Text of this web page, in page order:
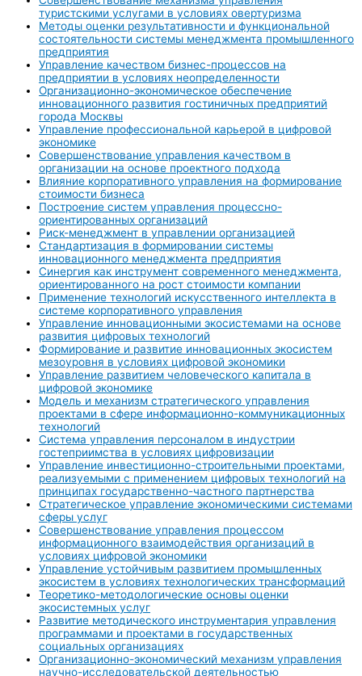
туристскими услугами в условиях овертуризма
Методы оценки результативности и функциональной
состоятельности системы менеджмента промышленного
предприятия
Управление качеством бизнес-процессов на
предприятии в условиях неопределенности
Организационно-экономическое обеспечение
инновационного развития гостиничных предприятий
города Москвы
Управление профессиональной карьерой в цифровой
экономике
Совершенствование управления качеством в
организации на основе проектного подхода
Влияние корпоративного управления на формирование
стоимости бизнеса
Построение систем управления процессно-
ориентированных организаций
Риск-менеджмент в управлении организацией
Стандартизация в формировании системы
инновационного менеджмента предприятия
Синергия как инструмент современного менеджмента,
ориентированного на рост стоимости компании
Применение технологий искусственного интеллекта в
системе корпоративного управления
Управление инновационными экосистемами на основе
развития цифровых технологий
Формирование и развитие инновационных экосистем
мезоуровня в условиях цифровой экономики
Управление развитием человеческого капитала в
цифровой экономике
Модель и механизм стратегического управления
проектами в сфере информационно-коммуникационных
технологий
Система управления персоналом в индустрии
гостеприимства в условиях цифровизации
Управление инвестиционно-строительными проектами,
реализуемыми с применением цифровых технологий на
принципах государственно-частного партнерства
Стратегическое управление экономическими системами
сферы услуг
Совершенствование управления процессом
информационного взаимодействия организаций в
условиях цифровой экономики
Управление устойчивым развитием промышленных
экосистем в условиях технологических трансформаций
Теоретико-методологические основы оценки
экосистемных услуг
Развитие методического инструментария управления
программами и проектами в государственных
социальных организациях
Организационно-экономический механизм управления
научно-исследовательской деятельностью